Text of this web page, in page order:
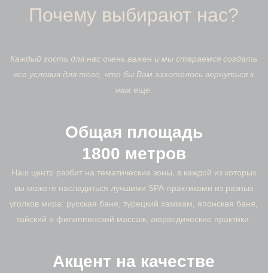
Почему выбирают нас?
Каждый гость для нас очень важен и мы стараемся создать
все условия для того, что бы Вам захотелось вернуться к
нам еще.
Общая площадь
1800 метров
Наш центр разбит на тематические зоны, в каждой из которых
вы можете насладиться лучшими SPA-практиками из разных
уголков мира: русская баня, турецкий хаммам, японская баня,
тайский и филиппинский массаж, аюрведические практики.
Акцент на качестве